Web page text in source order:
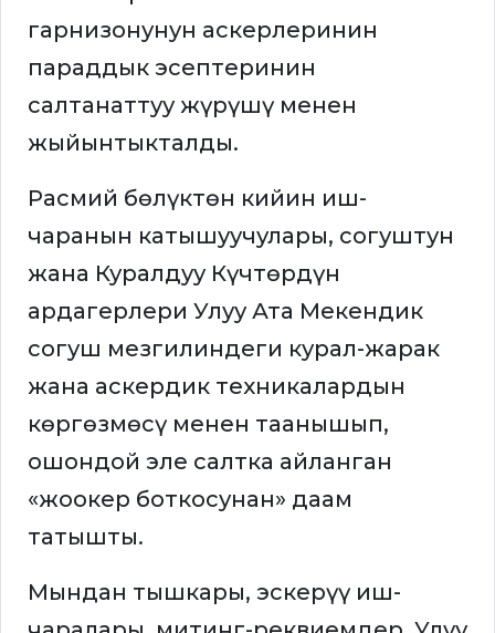
гарнизонунун аскерлеринин
параддык эсептеринин
салтанаттуу жүрүшү менен
жыйынтыкталды.
Расмий бөлүктөн кийин иш-
чаранын катышуучулары, согуштун
жана Куралдуу Күчтөрдүн
ардагерлери Улуу Ата Мекендик
согуш мезгилиндеги курал-жарак
жана аскердик техникалардын
көргөзмөсү менен таанышып,
ошондой эле салтка айланган
«жоокер боткосунан» даам
татышты.
Мындан тышкары, эскерүү иш-